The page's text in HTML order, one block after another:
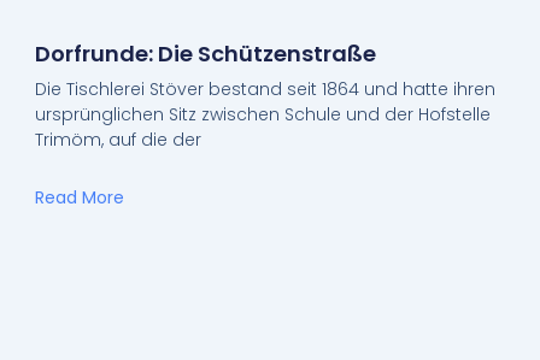
Dorfrunde: Die Schützenstraße
Die Tischlerei Stöver bestand seit 1864 und hatte ihren
ursprünglichen Sitz zwischen Schule und der Hofstelle
Trimöm, auf die der
Read More